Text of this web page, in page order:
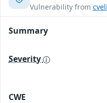
Vulnerability from
Summary
Severity
CWE